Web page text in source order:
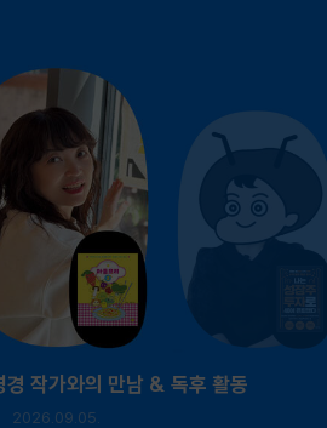
경 작가와의 만남 & 독후 활동
2026.09.05.